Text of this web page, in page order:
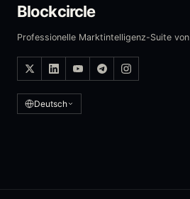
Blockcircle
Professionelle Marktintelligenz-Suite von
Deutsch